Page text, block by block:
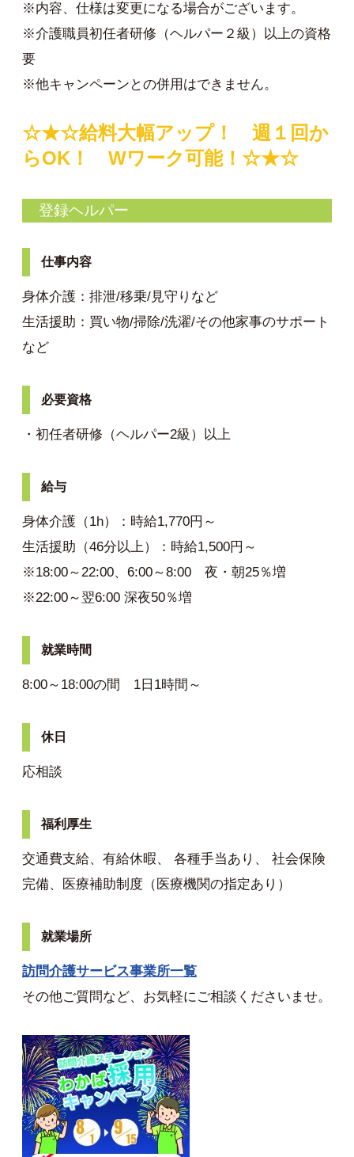
※内容、仕様は変更になる場合がございます。
※介護職員初任者研修（ヘルパー２級）以上の資格
要
※他キャンペーンとの併用はできません。
☆★☆給料大幅アップ！ 週１回か
らOK！ Wワーク可能！☆★☆
登録ヘルパー
仕事内容
身体介護：排泄/移乗/見守りなど
生活援助：買い物/掃除/洗濯/その他家事のサポート
など
必要資格
・初任者研修（ヘルパー2級）以上
給与
身体介護（1h）：時給1,770円～
生活援助（46分以上）：時給1,500円～
※18:00～22:00、6:00～8:00 夜・朝25％増
※22:00～翌6:00 深夜50％増
就業時間
8:00～18:00の間 1日1時間～
休日
応相談
福利厚生
交通費支給、有給休暇、 各種手当あり、 社会保険
完備、医療補助制度（医療機関の指定あり）
就業場所
訪問介護サービス事業所一覧
その他ご質問など、お気軽にご相談くださいませ。